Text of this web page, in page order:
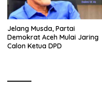
Jelang Musda, Partai
Demokrat Aceh Mulai Jaring
Calon Ketua DPD